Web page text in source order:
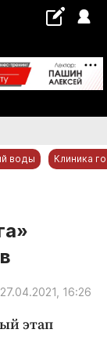
воды Клиника
27.04.2021, 16:26
этап